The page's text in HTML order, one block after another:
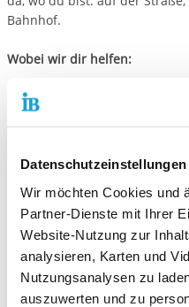
Datenschutzeinstellungen
Wir möchten Cookies und
Partner-Dienste mit Ihrer
Website-Nutzung zur
analysieren, Karten und
Nutzungsanalysen zu
auszuwerten und zu
Bahnhof.
Wobei wir dir helfen:
Stress: Egal ob Eltern,
Zukunft: Bock auf Job/
Support: Hilfe bei
Freiwillig. Kostenlos. Anonym.
Wir erzählen niemandem
Schreib mir einfach oder